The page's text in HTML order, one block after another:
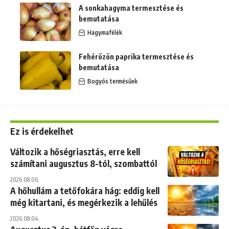
A sonkahagyma termesztése és
bemutatása
Hagymafélék
Fehérözön paprika termesztése és
bemutatása
Bogyós termésűek
Ez is érdekelhet
Változik a hőségriasztás, erre kell
számítani augusztus 8-tól, szombattól
2026.08.06.
A hőhullám a tetőfokára hág: eddig kell
még kitartani, és megérkezik a lehűlés
2026.08.04.